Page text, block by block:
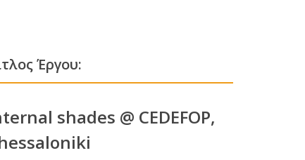
Έργου:
shades @ CEDEFOP,